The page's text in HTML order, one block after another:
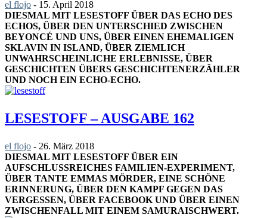
el flojo - 15. April 2018
DIESMAL MIT LESESTOFF ÜBER DAS ECHO DES
ECHOS, ÜBER DEN UNTERSCHIED ZWISCHEN
BEYONCÉ UND UNS, ÜBER EINEN EHEMALIGEN
SKLAVIN IN ISLAND, ÜBER ZIEMLICH
UNWAHRSCHEINLICHE ERLEBNISSE, ÜBER
GESCHICHTEN ÜBERS GESCHICHTENERZÄHLER
UND NOCH EIN ECHO-ECHO.
LESESTOFF – AUSGABE 162
el flojo - 26. März 2018
DIESMAL MIT LESESTOFF ÜBER EIN
AUFSCHLUSSREICHES FAMILIEN-EXPERIMENT,
ÜBER TANTE EMMAS MÖRDER, EINE SCHÖNE
ERINNERUNG, ÜBER DEN KAMPF GEGEN DAS
VERGESSEN, ÜBER FACEBOOK UND ÜBER EINEN
ZWISCHENFALL MIT EINEM SAMURAISCHWERT.